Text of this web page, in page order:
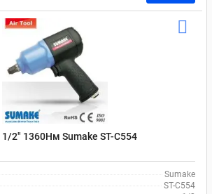
2" 1360Нм Sumake ST-C554
Sumake
ST-C554